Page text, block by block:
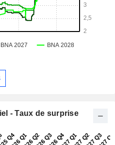
- Taux de surprise